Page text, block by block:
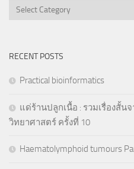
Categories
RECENT POSTS
Practical bioinformatics
แด่ร้านปลูกเนื้อ : รวมเรื่องสั้น
วิทยาศาสตร์ ครั้งที่ 10
Haematolymphoid tumours